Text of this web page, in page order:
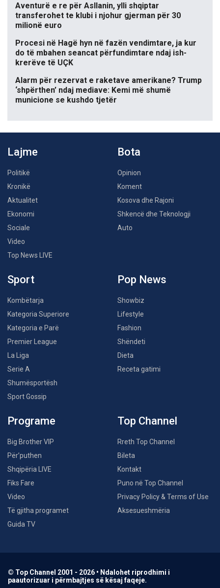
Aventurë e re për Asllanin, ylli shqiptar
transferohet te klubi i njohur gjerman për 30
milionë euro
Procesi në Hagë hyn në fazën vendimtare, ja kur
do të mbahen seancat përfundimtare ndaj ish-
krerëve të UÇK
Alarm për rezervat e raketave amerikane? Trump
‘shpërthen’ ndaj mediave: Kemi më shumë
municione se kushdo tjetër
Lajme
Politikë
Kronikë
Aktualitet
Ekonomi
Sociale
Video
Top News LIVE
Bota
Opinion
Koment
Kosova dhe Rajoni
Shkencë dhe Teknologji
Auto
Sport
Kombëtarja
Kategoria Superiore
Kategoria e Parë
Premier League
La Liga
Serie A
Shumësportësh
Sport Gossip
Pop News
Showbiz
Lifestyle
Fashion
Shëndeti
Dieta
Receta gatimi
Programe
Big Brother VIP
Për’puthen
Shqipëria LIVE
Fiks Fare
Video
Të gjitha programet
Guida TV
Top Channel
Rreth Top Channel
Bileta
Kontakt
Puno në Top Channel
Privacy Policy & Terms of Use
Aksesueshmëria
© Top Channel 2001 - 2026 • Ndalohet riprodhimi i
paautorizuar i përmbajtjes së kësaj faqeje.